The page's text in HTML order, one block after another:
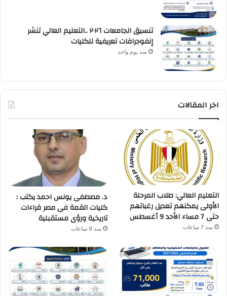
تنسيق الجامعات ٢٠٢٦ ..التعليم العالي تنشر
إنفوجرافات تعريفية للكليات
منذ يوم واحد
اخر المقالات
التعليم العالي: طلاب المرحلة
الأولى يمكنهم تعديل رغباتهم
حتى 7 مساء الأحد 9 أغسطس
منذ 7 ساعات
د. مصطفى يونس احمد يكتب :
كليات القمة فى مصر قراءات
تاريخية ورؤى مستقبلية
منذ 9 ساعات